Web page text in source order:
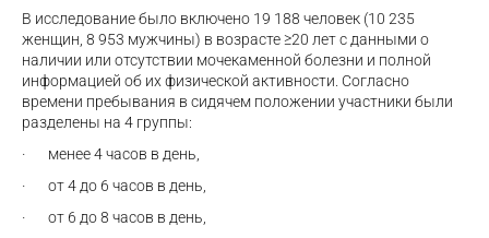
В исследование было включено 19 188 человек (10 235
женщин, 8 953 мужчины) в возрасте ≥20 лет с данными о
наличии или отсутствии мочекаменной болезни и полной
информацией об их физической активности. Согласно
времени пребывания в сидячем положении участники были
разделены на 4 группы:
· менее 4 часов в день,
· от 4 до 6 часов в день,
· от 6 до 8 часов в день,